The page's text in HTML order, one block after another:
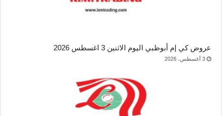
عروض كي إم أبوظبي اليوم الاثنين 3 اغسطس 2026
3 أغسطس، 2026